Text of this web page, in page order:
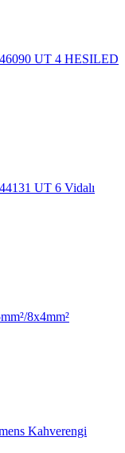
UT 4 HESILED
UT 6 Vidalı
8x4mm²
Kahverengi